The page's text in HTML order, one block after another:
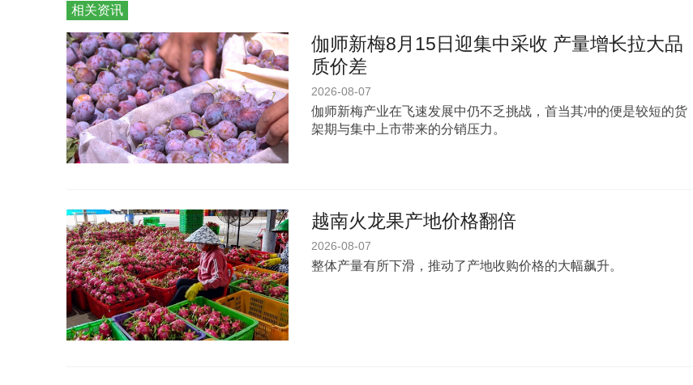
相关资讯
伽师新梅8月15日迎集中采收 产量增长拉大品
质价差
2026-08-07
伽师新梅产业在飞速发展中仍不乏挑战，首当其冲的便是较短的货
架期与集中上市带来的分销压力。
越南火龙果产地价格翻倍
2026-08-07
整体产量有所下滑，推动了产地收购价格的大幅飙升。